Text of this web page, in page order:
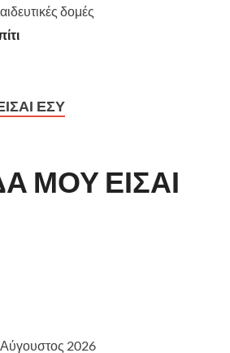
δομές
ΕΣΥ
ΜΟΥ ΕΙΣΑΙ
Αύγουστος 2026